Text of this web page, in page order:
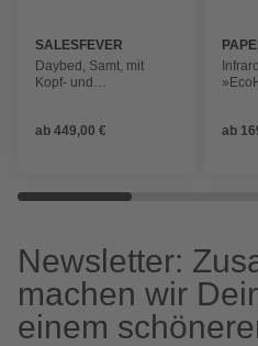
SALESFEVER
Daybed, Samt, mit
Kopf- und
ab 449,00 €
ab
Newsletter:
machen wir
einem